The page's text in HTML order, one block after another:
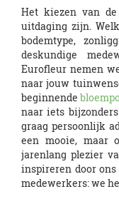
Het kiezen van
uitdaging zijn.
bodemtype,
deskundige
Eurofleur nemen
naar jouw
beginnende
naar iets
graag persoonlijk
een mooie, maar
jarenlang plezier
inspireren door
medewerkers: we